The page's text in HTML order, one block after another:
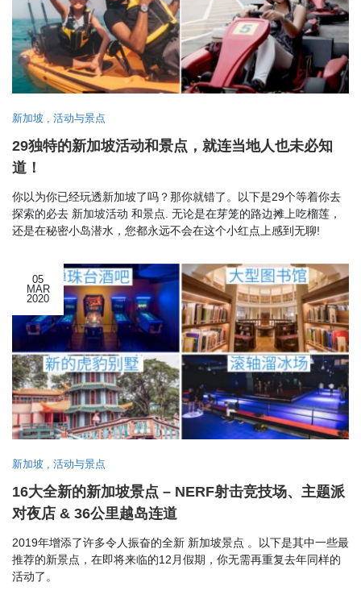
新加坡 活动与景点
29独特的新加坡活动和景点，就连当地人也未必知
道！
你以为你已经玩透新加坡了吗？那你就错了。以下是29个等着你去
探索的必去 新加坡活动 和景点. 无论是在芽笼的路边摊上吃榴莲，
还是在秘密小岛潜水，您都永远不会在这个小红点上感到无聊!
05
MAR
2020
新加坡 活动与景点
16大全新‎的新加坡景点 – NERF射击竞技场、主题派
对夜店 & 36公里越岛连道
2019年增添了许多令人振奋的全新 新加坡景点 。以下是其中一些最
推荐的新景点，在即将来临的12月假期，你无需再重复去年同样的
活动了。